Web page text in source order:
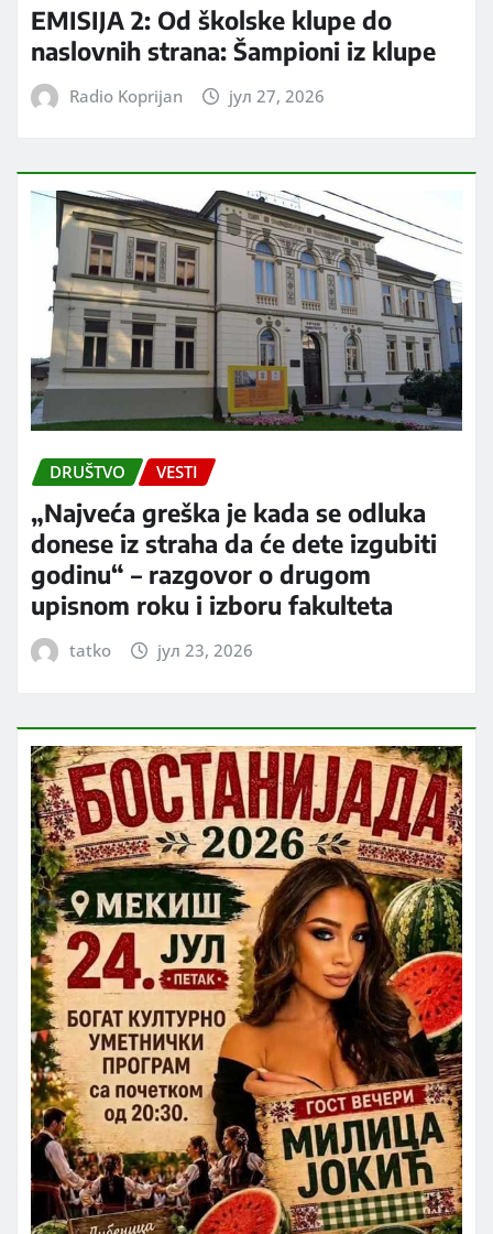
EMISIJA 2: Od školske klupe do
naslovnih strana: Šampioni iz klupe
Radio Koprijan јул 27, 2026
DRUŠTVO VESTI
„Najveća greška je kada se odluka
donese iz straha da će dete izgubiti
godinu“ – razgovor o drugom
upisnom roku i izboru fakulteta
tatko јул 23, 2026